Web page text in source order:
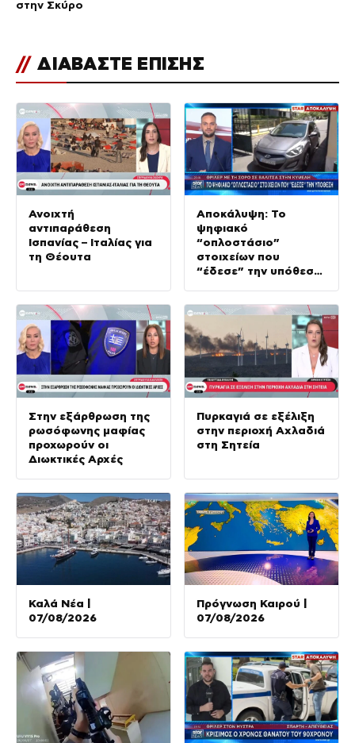
στην Σκύρο
// ΔΙΑΒΑΣΤΕ ΕΠΙΣΗΣ
Ανοιχτή
αντιπαράθεση
Ισπανίας – Ιταλίας για
τη Θέουτα
Αποκάλυψη: Το
ψηφιακό
“οπλοστάσιο”
στοιχείων που
“έδεσε” την υπόθεση
Στην εξάρθρωση της
ρωσόφωνης μαφίας
προχωρούν οι
Διωκτικές Αρχές
Πυρκαγιά σε εξέλιξη
στην περιοχή Αχλαδιά
στη Σητεία
Καλά Νέα |
07/08/2026
Πρόγνωση Καιρού |
07/08/2026